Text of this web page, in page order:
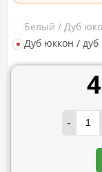
Белый / Дуб
Дуб юккон /
-